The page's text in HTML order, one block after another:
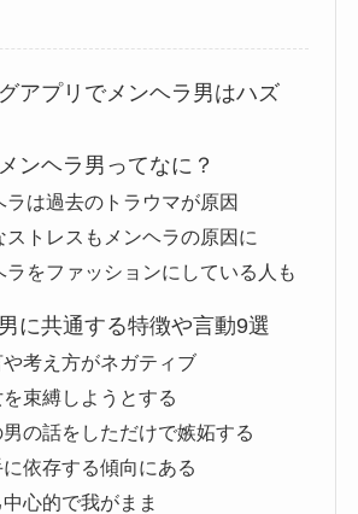
アプリでメンヘラ男はハズ
ンヘラ男ってなに？
ラは過去のトラウマが原因
ストレスもメンヘラの原因に
ラをファッションにしている人も
に共通する特徴や言動9選
や考え方がネガティブ
束縛しようとする
の話をしただけで嫉妬する
依存する傾向にある
心的で我がまま